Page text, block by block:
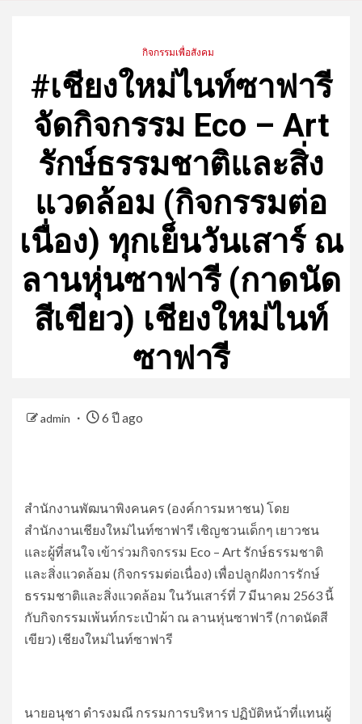
กิจกรรมเพื่อสังคม
#เชียงใหม่ไนท์ซาฟารี
จัดกิจกรรม Eco – Art
รักษ์ธรรมชาติและสิ่ง
แวดล้อม (กิจกรรมต่อ
เนื่อง) ทุกเย็นวันเสาร์ ณ
ลานหุ่นซาฟารี (กาดนัด
สีเขียว) เชียงใหม่ไนท์
ซาฟารี
admin 6 ปี ago
สำนักงานพัฒนาพิงคนคร (องค์การมหาชน) โดย
สำนักงานเชียงใหม่ไนท์ซาฟารี เชิญชวนเด็กๆ เยาวชน
และผู้ที่สนใจ เข้าร่วมกิจกรรม Eco – Art รักษ์ธรรมชาติ
และสิ่งแวดล้อม (กิจกรรมต่อเนื่อง) เพื่อปลูกฝังการรักษ์
ธรรมชาติและสิ่งแวดล้อม ในวันเสาร์ที่ 7 มีนาคม 2563 นี้
กับกิจกรรมเพ้นท์กระเป๋าผ้า ณ ลานหุ่นซาฟารี (กาดนัดสี
เขียว) เชียงใหม่ไนท์ซาฟารี
นายอนุชา ดำรงมณี กรรมการบริหาร ปฏิบัติหน้าที่แทนผู้